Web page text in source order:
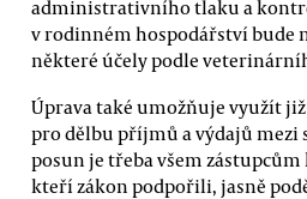
administrativního tlaku a
v rodinném hospodářství bude
některé účely podle
Úprava také umožňuje využít
pro dělbu příjmů a výdajů mezi
posun je třeba všem
kteří zákon podpořili, jasně